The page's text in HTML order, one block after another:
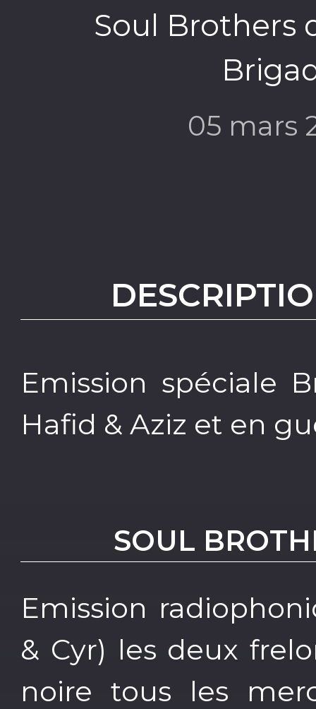
Soul Brothers
05 mars
Emission spéciale
Hafid & Aziz et en
SOUL
Emission
& Cyr) les deux
noire tous les